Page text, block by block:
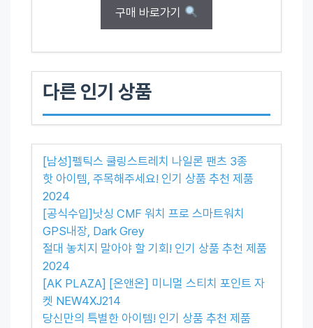
구매 바로가기
다른 인기 상품
[남성]펠틱스 쿨링스트레치 나일론 팬츠 3종
핫 아이템, 주목해주세요! 인기 상품 추천 제품
2024
[공식수입]낫싱 CMF 워치 프로 스마트워치
GPS내장, Dark Grey
절대 놓치지 말아야 할 기회! 인기 상품 추천 제품
2024
[AK PLAZA] [온앤온] 미니멀 스티치 포인트 자
켓 NEW4XJ214
당신만의 특별한 아이템! 인기 상품 추천 제품